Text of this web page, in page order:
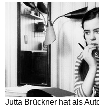
Jutta Brückner hat als